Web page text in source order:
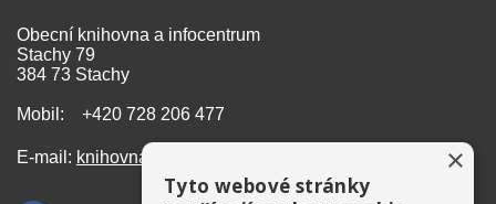
Obecní knihovna a infocentrum
Stachy 79
384 73 Stachy
Mobil: +420 728 206 477
E-mail: knihovna@stachy.net ×
Tyto webové stránky